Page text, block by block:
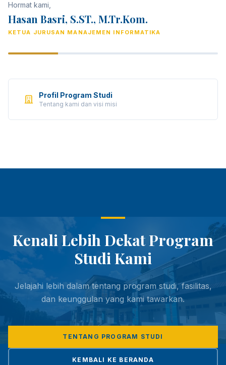
Hormat kami,
Hasan Basri, S.ST., M.Tr.Kom.
KETUA JURUSAN MANAJEMEN INFORMATIKA
Profil Program Studi
Tentang kami dan visi misi
Kenali Lebih Dekat Program
Studi Kami
Jelajahi lebih dalam tentang program studi, fasilitas,
dan keunggulan yang kami tawarkan.
TENTANG PROGRAM STUDI
KEMBALI KE BERANDA